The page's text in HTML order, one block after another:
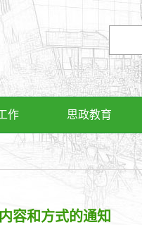
作 思政教育
容和方式的通知